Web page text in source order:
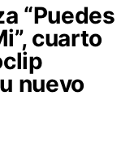
“Puedes
cuarto
nuevo